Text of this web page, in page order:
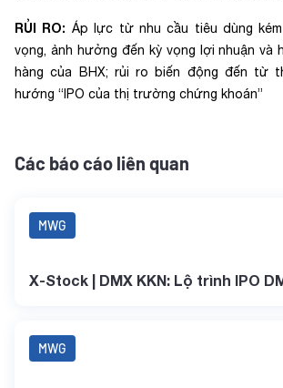
RỦI RO: Áp lực từ nhu cầu tiêu dùng
vọng, ảnh hưởng đến kỳ vọng lợi nhuận và
hàng của BHX; rủi ro biến động đến từ
hướng “IPO của thị trường chứng khoán”
Các báo cáo liên quan
MWG
X-Stock | DMX KKN: Lộ trình IPO
MWG